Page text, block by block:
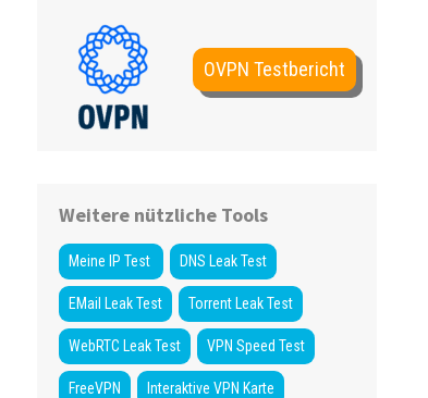
OVPN Testbericht
Weitere nützliche Tools
Meine IP Test DNS Leak Test
EMail Leak Test Torrent Leak Test
WebRTC Leak Test VPN Speed Test
FreeVPN Interaktive VPN Karte